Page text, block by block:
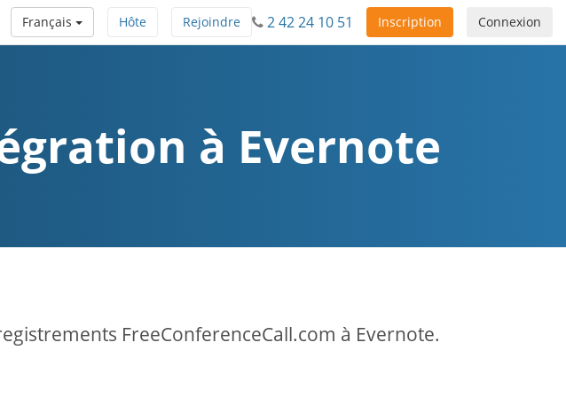
Connexion
Inscription
2 42 24 10 51
Rejoindre
Hôte
Français
à Evernote
FreeConferenceCall.com à Evernote.